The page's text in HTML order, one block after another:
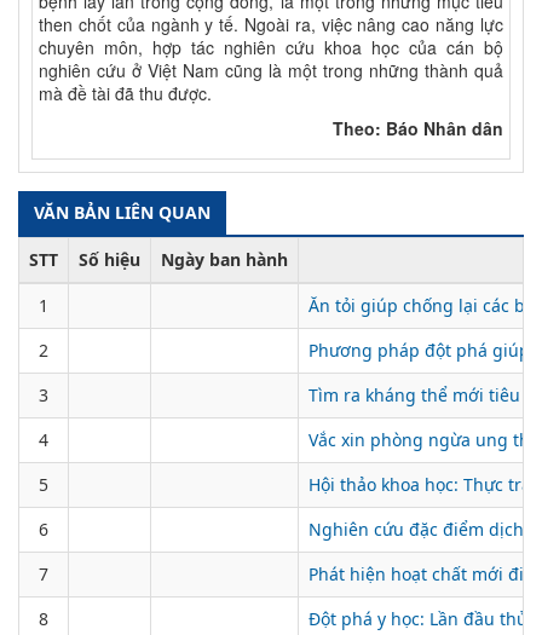
then chốt của ngành y tế. Ngoài ra, việc nâng cao năng lực
chuyên môn, hợp tác nghiên cứu khoa học của cán bộ
nghiên cứu ở Việt Nam cũng là một trong những thành quả
mà đề tài đã thu được.
Theo: Báo Nhân dân
VĂN BẢN LIÊN QUAN
STT Số hiệu
Ngày ban hành
1
Ăn tỏi giúp chống lại các
2
Phương pháp đột phá giúp
3
Tìm ra kháng thể mới tiêu
4
Vắc xin phòng ngừa ung
5
Hội thảo khoa học: Thực
6
Nghiên cứu đặc điểm dịch
7
Phát hiện hoạt chất mới
8
Đột phá y học: Lần đầu thử